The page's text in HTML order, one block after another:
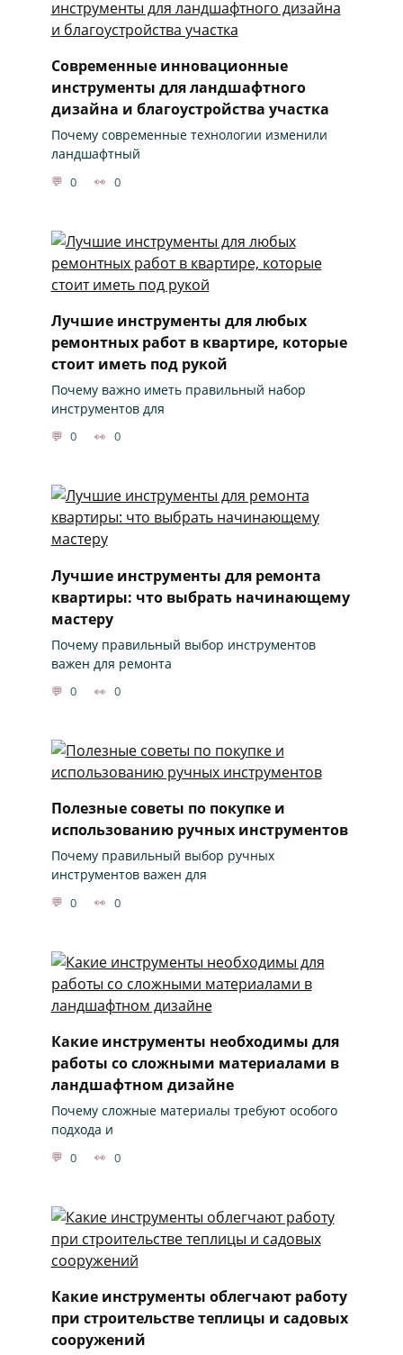
Современные инновационные
инструменты для ландшафтного
дизайна и благоустройства участка
Почему современные технологии изменили
ландшафтный
0 0
Лучшие инструменты для любых
ремонтных работ в квартире, которые
стоит иметь под рукой
Почему важно иметь правильный набор
инструментов для
0 0
Лучшие инструменты для ремонта
квартиры: что выбрать начинающему
мастеру
Почему правильный выбор инструментов
важен для ремонта
0 0
Полезные советы по покупке и
использованию ручных инструментов
Почему правильный выбор ручных
инструментов важен для
0 0
Какие инструменты необходимы для
работы со сложными материалами в
ландшафтном дизайне
Почему сложные материалы требуют особого
подхода и
0 0
Какие инструменты облегчают работу
при строительстве теплицы и садовых
сооружений